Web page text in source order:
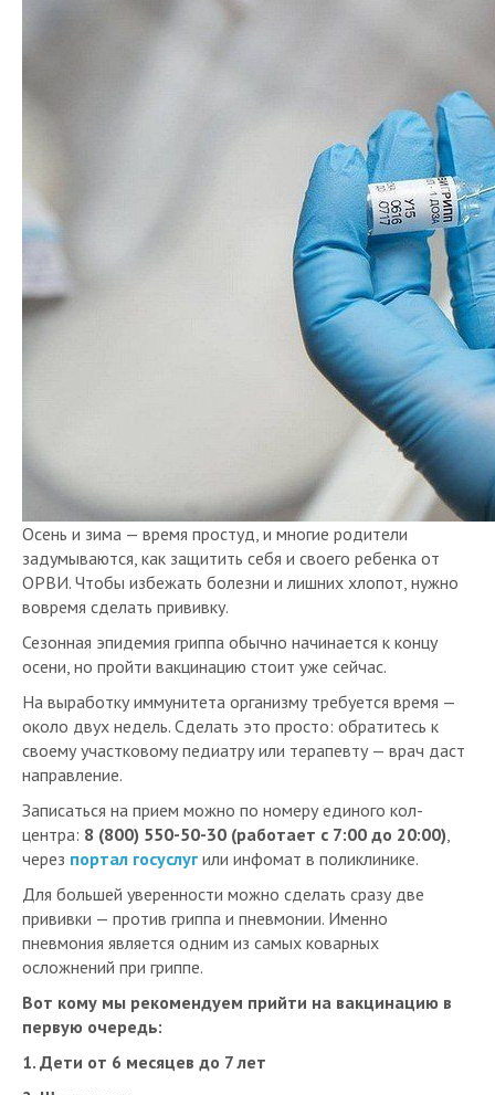
Осень и зима — время простуд, и многие родители
задумываются, как защитить себя и своего ребенка от
ОРВИ. Чтобы избежать болезни и лишних хлопот, нужно
вовремя сделать прививку.
Сезонная эпидемия гриппа обычно начинается к концу
осени, но пройти вакцинацию стоит уже сейчас.
На выработку иммунитета организму требуется время —
около двух недель. Сделать это просто: обратитесь к
своему участковому педиатру или терапевту — врач даст
направление.
Записаться на прием можно по номеру единого кол-
центра:8 (800) 550-50-30(работает с 7:00 до 20:00)
черезпортал госуслугили инфомат в поликлинике.
Для большей уверенности можно сделать сразу две
прививки — против гриппа и пневмонии. Именно
пневмония является одним из самых коварных
осложнений при гриппе.
Вот кому мы рекомендуем прийти на вакцинацию в
первую очередь:
1. Дети от 6 месяцев до 7 лет
2. Школьники